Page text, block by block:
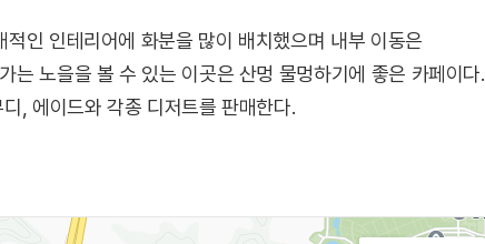
인 인테리어에 화분을 많이 배치했으며 내부 이동은
는 노을을 볼 수 있는 이곳은 산멍 물멍하기에 좋은 카페이다.
, 에이드와 각종 디저트를 판매한다.